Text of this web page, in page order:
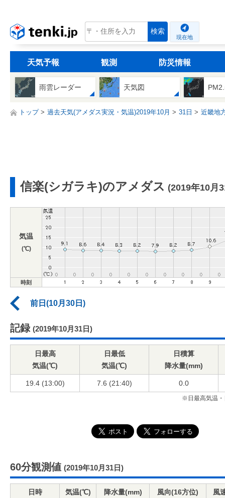
tenki.jp 検索
現在地
天気予報 観測 防災情報
雨雲レーダー 天気図
トップ 過去天気(アメダス実況・気温)2019年10月 31日 近畿地
信楽(シガラキ)のアメダス (2019年10月
気温
(℃)
時刻
前日(10月30日)
記録 (2019年10月31日)
日最高
気温(℃)
日最低
気温(℃)
日積算
降水量(mm)
19.4 (13:00) 7.6 (21:40) 0.0
※日最高気温・
60分観測値 (2019年10月31日)
日時 気温(℃) 降水量(mm) 風向(16方位) 風